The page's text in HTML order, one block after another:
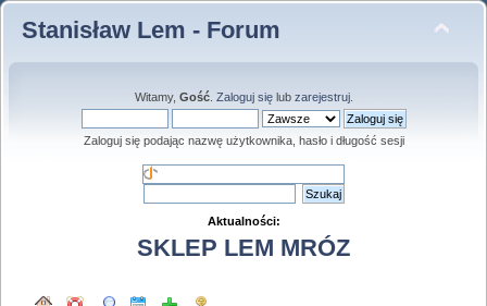
Stanisław Lem - Forum
Witamy, Gość. Zaloguj sięlub zarejestruj.
Zaloguj się podając nazwę użytkownika, hasło i długość sesji
Aktualności:
SKLEP LEM MRÓZ